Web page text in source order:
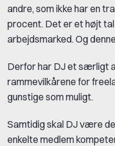
andre, som ikke har en
procent. Det er et højt
arbejdsmarked. Og
Derfor har DJ et særligt
rammevilkårene for
gunstige som muligt.
Samtidig skal DJ være
enkelte medlem